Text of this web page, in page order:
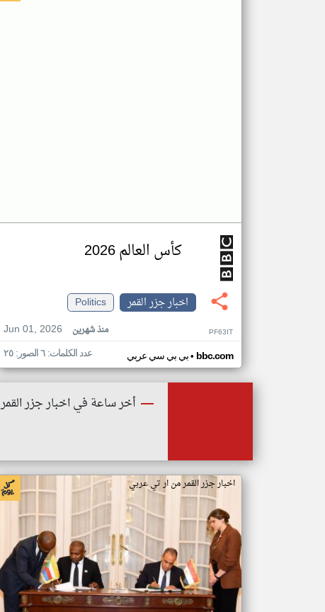
كأس العالم 2026
اخبار جزر القمر
Politics
Jun 01, 2026
منذ شهرين PF63IT
بي بي سي عربي• bbc.com عدد الكلمات: ٦ الصور: ٢٥
أخر ساعة في اخبار جزر القمر
اخبار جزر القمر من ار تي عربي